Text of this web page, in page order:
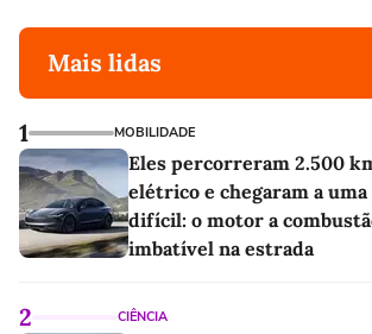
Mais lidas
1 MOBILIDADE
Eles percorreram 2.500
elétrico e chegaram a uma
difícil: o motor a
imbatível na estrada
2 CIÊNCIA